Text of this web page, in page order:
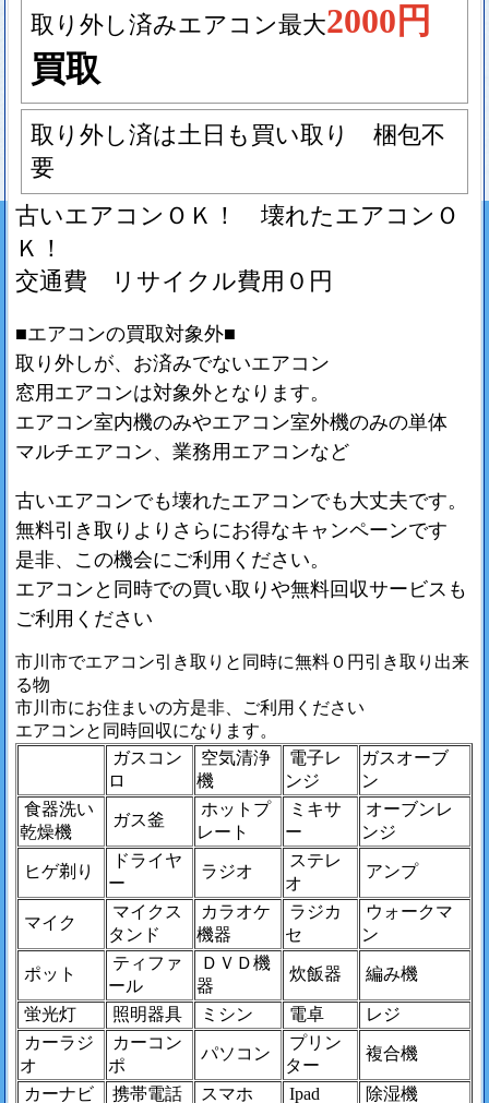
取り外し済みエアコン最大2000円
買取
取り外し済は土日も買い取り 梱包不
要
古いエアコンＯＫ！ 壊れたエアコンＯ
Ｋ！
交通費 リサイクル費用０円
■エアコンの買取対象外■
取り外しが、お済みでないエアコン
窓用エアコンは対象外となります。
エアコン室内機のみやエアコン室外機のみの単体
マルチエアコン、業務用エアコンなど
古いエアコンでも壊れたエアコンでも大丈夫です。
無料引き取りよりさらにお得なキャンペーンです
是非、この機会にご利用ください。
エアコンと同時での買い取りや無料回収サービスも
ご利用ください
市川市でエアコン引き取りと同時に無料０円引き取り出来
る物
市川市にお住まいの方是非、ご利用ください
エアコンと同時回収になります。
ガスコン
ロ
空気清浄
機
電子レ
ンジ
ガスオーブ
ン
食器洗い
乾燥機
ガス釜
ホットプ
レート
ミキサ
ー
オーブンレ
ンジ
ヒゲ剃り
ドライヤ
ー
ラジオ
ステレ
オ
アンプ
マイク
マイクス
タンド
カラオケ
機器
ラジカ
セ
ウォークマ
ン
ポット
ティファ
ール
ＤＶＤ機
器
炊飯器 編み機
蛍光灯 照明器具 ミシン 電卓
レジ
カーラジ
オ
カーコン
ポ
パソコン
プリン
ター
複合機
カーナビ 携帯電話 スマホ Ipad 除湿機